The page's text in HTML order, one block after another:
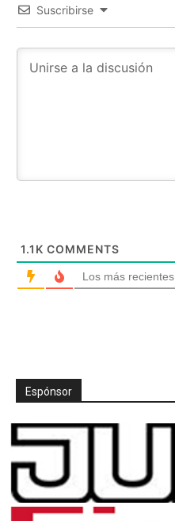
Suscribirse
1.1K COMMENTS
Los más recientes
Espónsor